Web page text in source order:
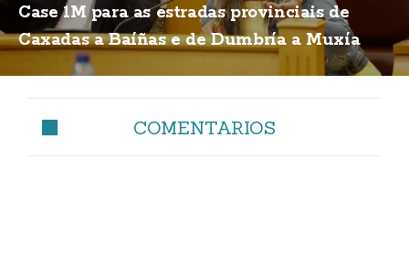
Case 1M para as estradas provinciais de
Caxadas a Baíñas e de Dumbría a Muxía
COMENTARIOS